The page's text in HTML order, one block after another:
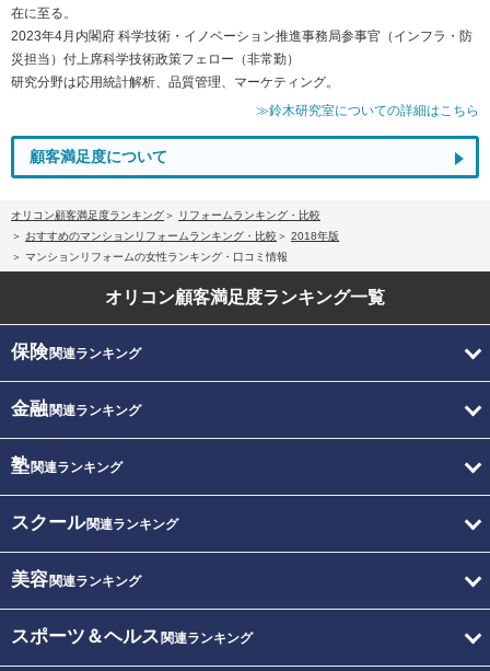
在に至る。
2023年4月内閣府 科学技術・イノベーション推進事務局参事官（インフラ・防
災担当）付上席科学技術政策フェロー（非常勤）
研究分野は応用統計解析、品質管理、マーケティング。
≫鈴木研究室についての詳細はこちら
顧客満足度について
オリコン顧客満足度ランキング
リフォームランキング・比較
おすすめのマンションリフォームランキング・比較
2018年版
マンションリフォームの女性ランキング・口コミ情報
オリコン顧客満足度ランキング一覧
保険関連ランキング
金融関連ランキング
塾関連ランキング
スクール関連ランキング
美容関連ランキング
スポーツ＆ヘルス 関連ランキング